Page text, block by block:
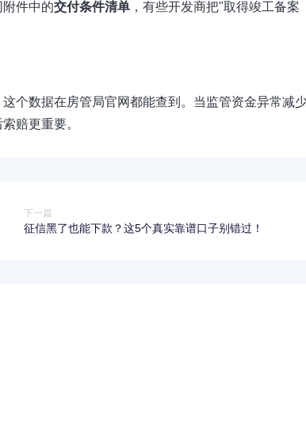
件中的交付条件清单 ，有些开发商把"取得竣工备案
这个数据在房管局官网都能查到。当监管资金异常减
赔更重要。
下一篇
征信黑了也能下款？这5个真实靠谱口子别错过！